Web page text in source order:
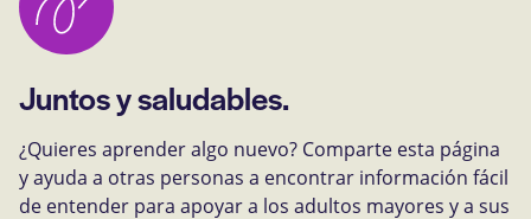
Juntos y saludables.
¿Quieres aprender algo nuevo? Comparte esta página
y ayuda a otras personas a encontrar información fácil
de entender para apoyar a los adultos mayores y a sus